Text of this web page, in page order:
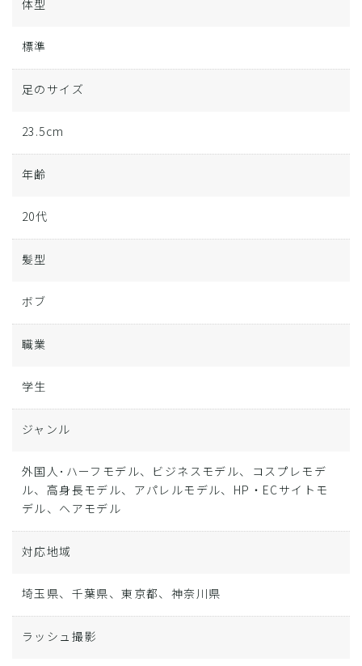
体型
標準
足のサイズ
23.5cm
年齢
20代
髪型
ボブ
職業
学生
ジャンル
外国人･ハーフモデル、ビジネスモデル、コスプレモデ
ル、高身長モデル、アパレルモデル、HP・ECサイトモ
デル、ヘアモデル
対応地域
埼玉県、千葉県、東京都、神奈川県
ラッシュ撮影